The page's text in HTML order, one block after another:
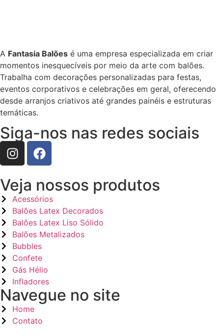
A Fantasia Balões é uma empresa especializada em criar
momentos inesquecíveis por meio da arte com balões.
Trabalha com decorações personalizadas para festas,
eventos corporativos e celebrações em geral, oferecendo
desde arranjos criativos até grandes painéis e estruturas
temáticas.
Siga-nos nas redes sociais
Veja nossos produtos
Acessórios
Balões Latex Decorados
Balões Latex Liso Sólido
Balões Metalizados
Bubbles
Confete
Gás Hélio
Infladores
Navegue no site
Home
Contato